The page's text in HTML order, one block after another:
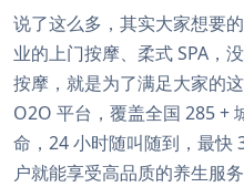
说了这么多，其实大家想要
业的上门按摩、柔式 SPA，
按摩，就是为了满足大家的
O2O 平台，覆盖全国 285 +
命，24 小时随叫随到，最快
户就能享受高品质的养生服务